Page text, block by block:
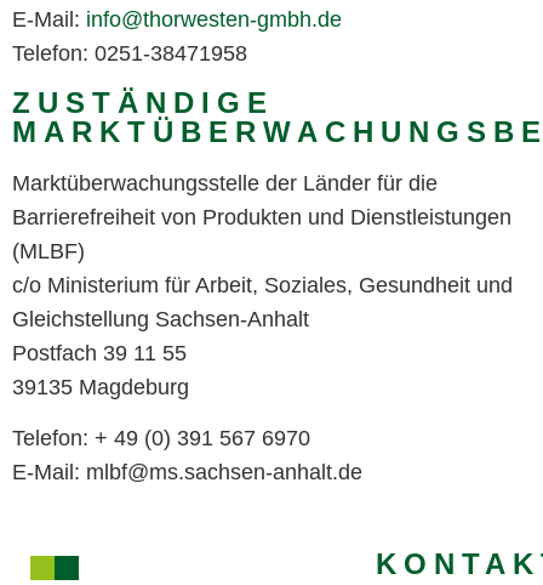
E-Mail: info@thorwesten-gmbh.de
Telefon: 0251-38471958
ZUSTÄNDIGE
Marktüberwachungsstelle der Länder für die
Barrierefreiheit von Produkten und Dienstleistungen
(MLBF)
c/o Ministerium für Arbeit, Soziales, Gesundheit und
Gleichstellung Sachsen-Anhalt
Postfach 39 11 55
39135 Magdeburg
Telefon: + 49 (0) 391 567 6970
E-Mail: mlbf@ms.sachsen-anhalt.de